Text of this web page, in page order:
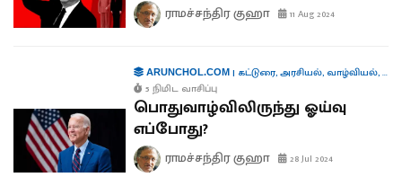
ராமச்சந்திர குஹா 11 Aug 2024
ARUNCHOL.COM| கட்டுரை,அரசியல், வாழ்வியல்,
5 நிமிட வாசிப்பு
பொதுவாழ்விலிருந்து ஓய்வு
எப்போது?
ராமச்சந்திர குஹா 28 Jul 2024